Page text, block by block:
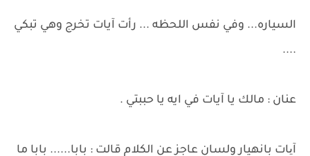
السياره... وفي نفس اللحظه ... رأت آيات تخرج وهي تبكي
....
عنان : مالك يا آيات في ايه يا حببتي .
آیات بانهيار ولسان عاجز عن الكلام قالت : بابا...... بابا ما